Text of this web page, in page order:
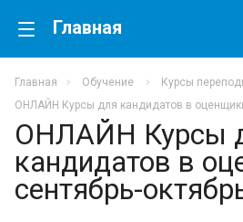
Главная
Главная Обучение
Курсы
ОНЛАЙН Курсы для кандидатов в
ОНЛАЙН Курсы
кандидатов в
сентябрь-